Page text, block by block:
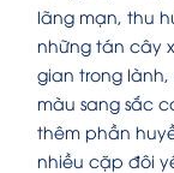
lãng mạn, thu
những tán cây
gian trong
màu sang sắc
thêm phần
nhiều cặp đôi